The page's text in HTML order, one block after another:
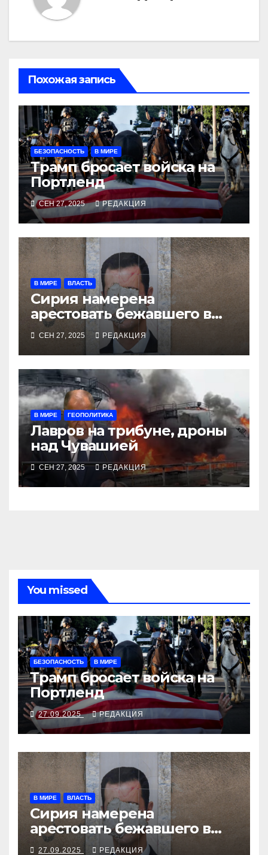
Похожая запись
БЕЗОПАСНОСТЬ В МИРЕ
Трамп бросает войска на
Портленд
СЕН 27, 2025 РЕДАКЦИЯ
В МИРЕ ВЛАСТЬ
Сирия намерена
арестовать бежавшего в
Москву экс-диктатора
СЕН 27, 2025 РЕДАКЦИЯ
В МИРЕ ГЕОПОЛИТИКА
Лавров на трибуне, дроны
над Чувашией
СЕН 27, 2025 РЕДАКЦИЯ
You missed
БЕЗОПАСНОСТЬ В МИРЕ
Трамп бросает войска на
Портленд
27.09.2025 РЕДАКЦИЯ
В МИРЕ ВЛАСТЬ
Сирия намерена
арестовать бежавшего в
Москву экс-диктатора
27.09.2025 РЕДАКЦИЯ